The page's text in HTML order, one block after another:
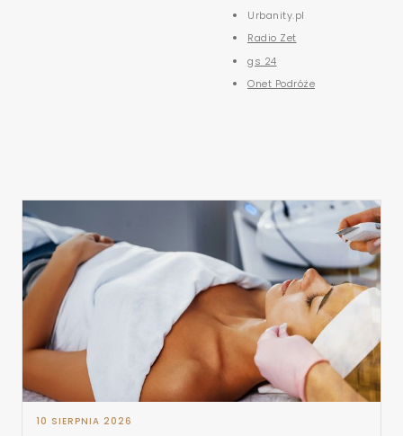
Urbanity.pl
Radio Zet
gs 24
Onet Podróże
10 SIERPNIA 2026